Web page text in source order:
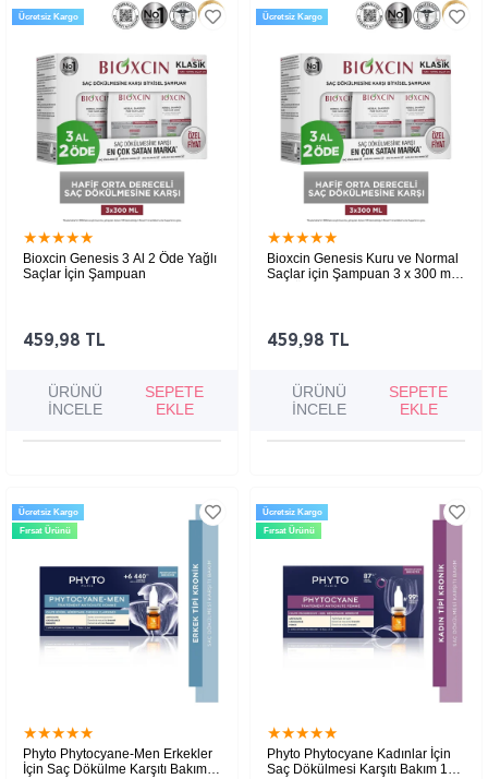
★★★★★
Bioxcin Genesis 3 Al 2 Öde Yağlı
Saçlar İçin Şampuan
saçlara hacim kazandırır.
459,98 TL
Ücretsiz Kargo
ÜRÜNÜ
İNCELE
SEPETE
EKLE
★★★★★
Bioxcin Genesis Kuru ve Normal
Saçlar için Şampuan 3 x 300 ml 3
459,98 TL
Ücretsiz Kargo
ÜRÜNÜ
İNCELE
SEPETE
EKLE
★★★★★
Phyto Phytocyane-Men Erkekler
İçin Saç Dökülme Karşıtı Bakım
Ücretsiz Kargo
Fırsat Ürünü
★★★★★
Phyto Phytocyane Kadınlar İçin
Saç Dökülmesi Karşıtı Bakım 12
Ücretsiz Kargo
Fırsat Ürünü